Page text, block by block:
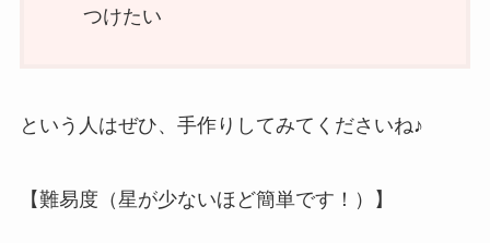
つけたい
という人はぜひ、手作りしてみてくださいね♪
【難易度（星が少ないほど簡単です！）】